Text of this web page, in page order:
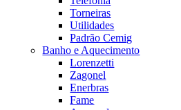
Torneiras
Utilidades
Padrão Cemig
Banho e Aquecimento
Lorenzetti
Zagonel
Enerbras
Fame